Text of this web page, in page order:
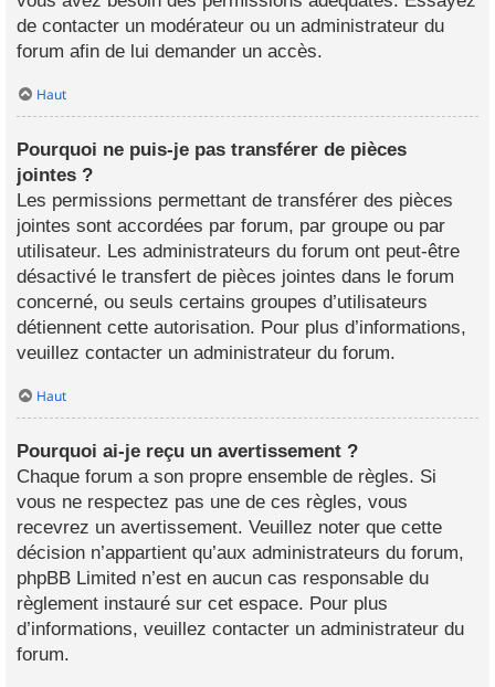
de contacter un modérateur ou un administrateur du
forum afin de lui demander un accès.
Haut
Pourquoi ne puis-je pas transférer de pièces
jointes ?
Les permissions permettant de transférer des pièces
jointes sont accordées par forum, par groupe ou par
utilisateur. Les administrateurs du forum ont peut-être
désactivé le transfert de pièces jointes dans le forum
concerné, ou seuls certains groupes d’utilisateurs
détiennent cette autorisation. Pour plus d’informations,
veuillez contacter un administrateur du forum.
Haut
Pourquoi ai-je reçu un avertissement ?
Chaque forum a son propre ensemble de règles. Si
vous ne respectez pas une de ces règles, vous
recevrez un avertissement. Veuillez noter que cette
décision n’appartient qu’aux administrateurs du forum,
phpBB Limited n’est en aucun cas responsable du
règlement instauré sur cet espace. Pour plus
d’informations, veuillez contacter un administrateur du
forum.